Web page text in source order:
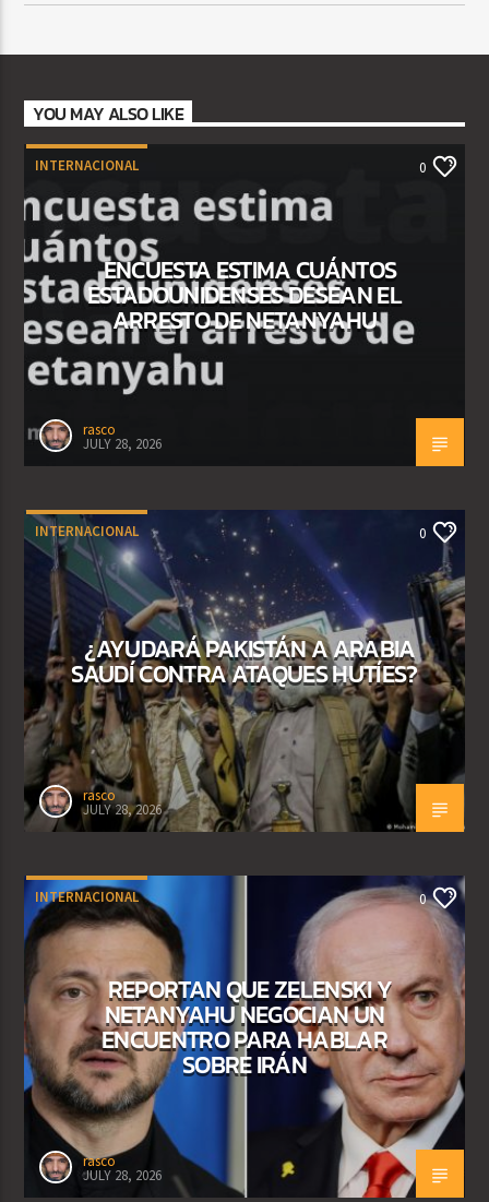
YOU MAY ALSO LIKE
INTERNACIONAL 0
ENCUESTA ESTIMA CUÁNTOS
ESTADOUNIDENSES DESEAN EL
ARRESTO DE NETANYAHU
rasco
JULY 28, 2026
INTERNACIONAL 0
¿AYUDARÁ PAKISTÁN A ARABIA
SAUDÍ CONTRA ATAQUES HUTÍES?
rasco
JULY 28, 2026
INTERNACIONAL 0
REPORTAN QUE ZELENSKI Y
NETANYAHU NEGOCIAN UN
ENCUENTRO PARA HABLAR
SOBRE IRÁN
rasco
JULY 28, 2026